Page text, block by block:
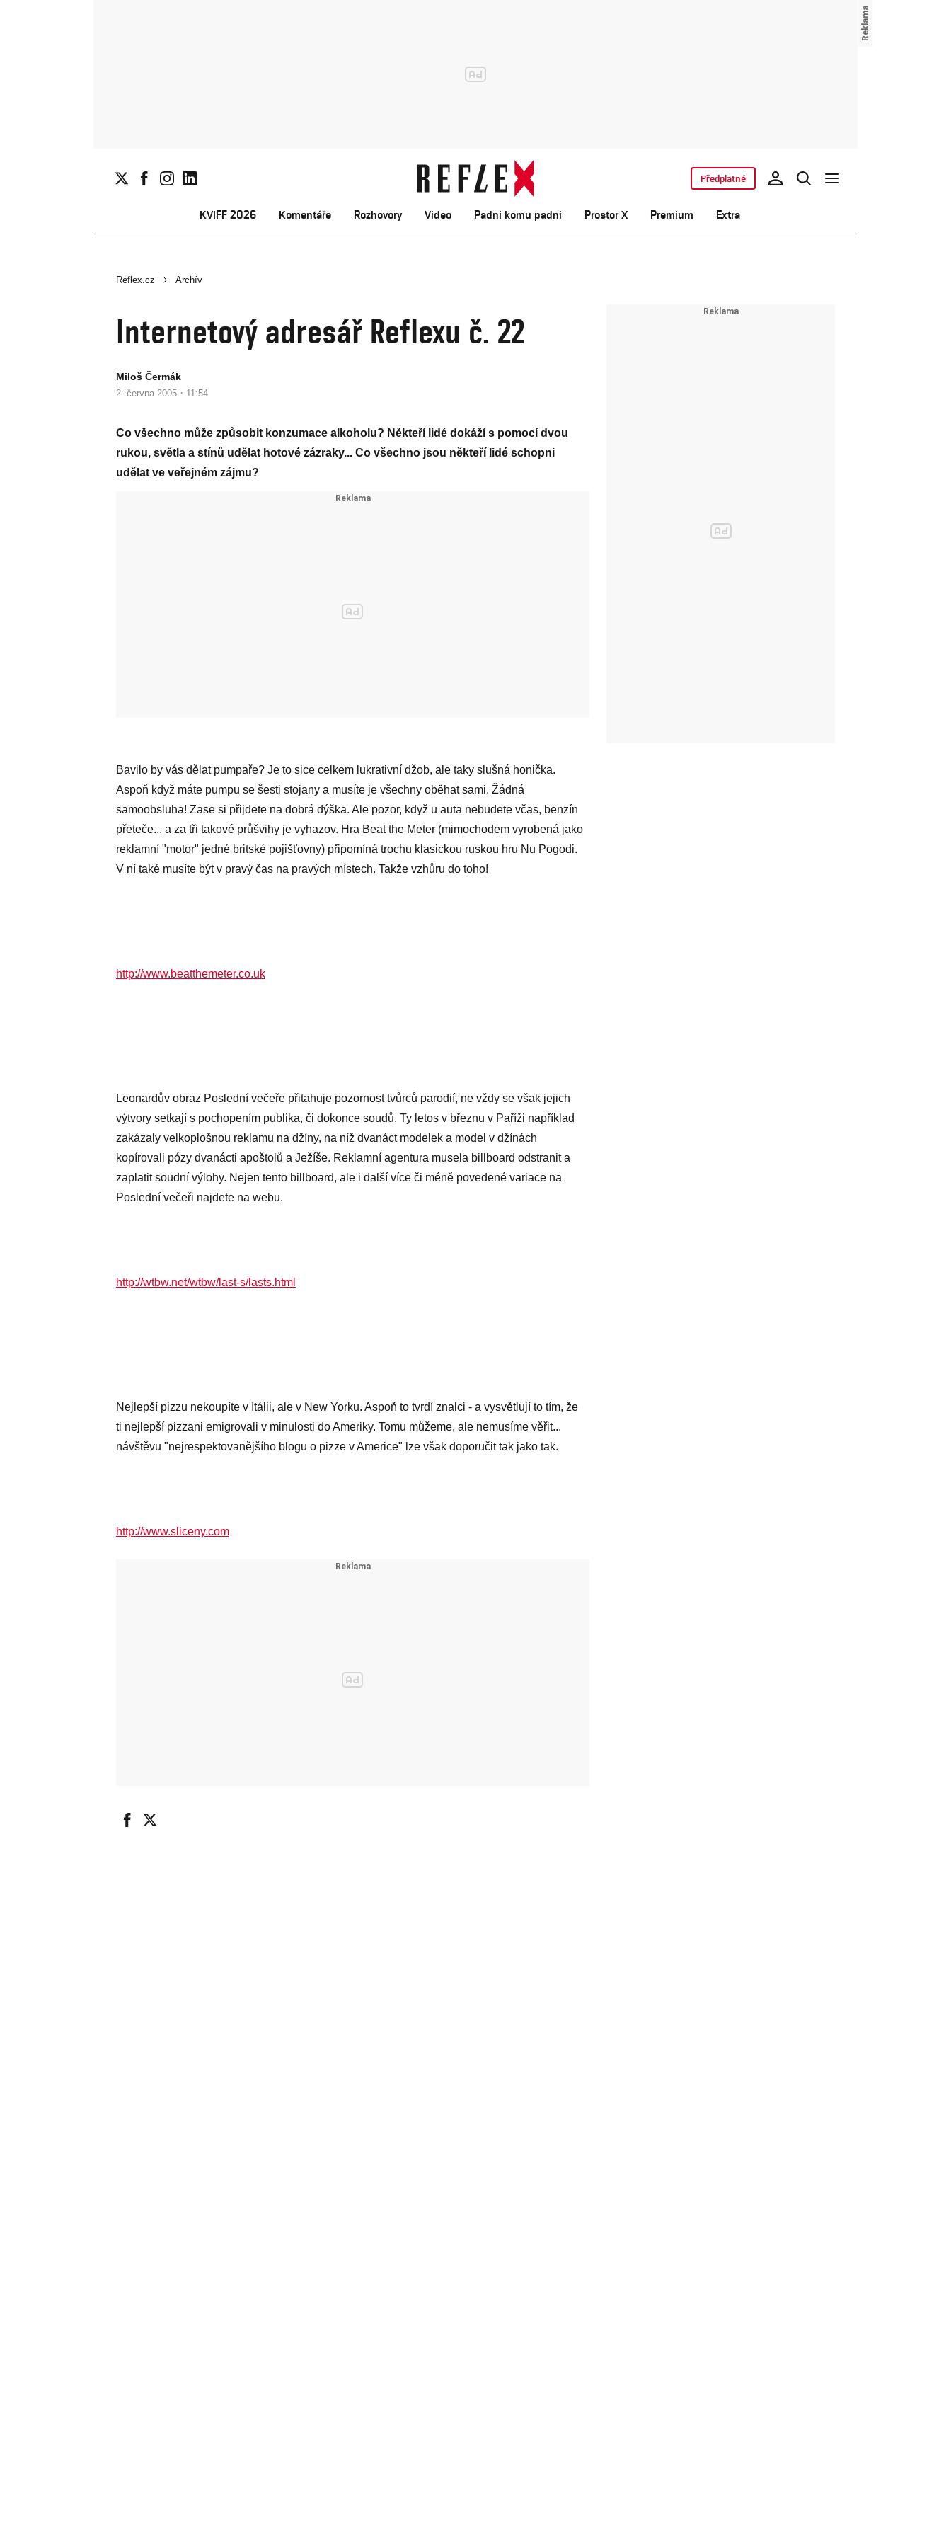
KVIFF 2026 Komentáře Rozhovory Video Padni komu padni Prostor X Premium Extra
Předplatné
Reflex.cz Archív
Internetový adresář Reflexu č. 22
Miloš Čermák
2. června 2005 · 11:54
Co všechno může způsobit konzumace alkoholu? Někteří lidé dokáží s pomocí dvou
rukou, světla a stínů udělat hotové zázraky... Co všechno jsou někteří lidé schopni
udělat ve veřejném zájmu?
Bavilo by vás dělat pumpaře? Je to sice celkem lukrativní džob, ale taky slušná honička.
Aspoň když máte pumpu se šesti stojany a musíte je všechny oběhat sami. Žádná
samoobsluha! Zase si přijdete na dobrá dýška. Ale pozor, když u auta nebudete včas, benzín
přeteče... a za tři takové průšvihy je vyhazov. Hra Beat the Meter (mimochodem vyrobená jako
reklamní "motor" jedné britské pojišťovny) připomíná trochu klasickou ruskou hru Nu Pogodi.
V ní také musíte být v pravý čas na pravých místech. Takže vzhůru do toho!
http://www.beatthemeter.co.uk
Leonardův obraz Poslední večeře přitahuje pozornost tvůrců parodií, ne vždy se však jejich
výtvory setkají s pochopením publika, či dokonce soudů. Ty letos v březnu v Paříži například
zakázaly velkoplošnou reklamu na džíny, na níž dvanáct modelek a model v džínách
kopírovali pózy dvanácti apoštolů a Ježíše. Reklamní agentura musela billboard odstranit a
zaplatit soudní výlohy. Nejen tento billboard, ale i další více či méně povedené variace na
Poslední večeři najdete na webu.
http://wtbw.net/wtbw/last-s/lasts.html
Nejlepší pizzu nekoupíte v Itálii, ale v New Yorku. Aspoň to tvrdí znalci - a vysvětlují to tím, že
ti nejlepší pizzani emigrovali v minulosti do Ameriky. Tomu můžeme, ale nemusíme věřit...
návštěvu "nejrespektovanějšího blogu o pizze v Americe" lze však doporučit tak jako tak.
http://www.sliceny.com